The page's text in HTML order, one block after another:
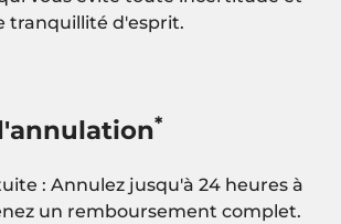
tranquillité d'esprit.
*
: Annulez jusqu'à 24 heures à
un remboursement complet.